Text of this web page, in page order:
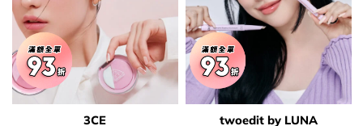
3CE twoedit by LUNA